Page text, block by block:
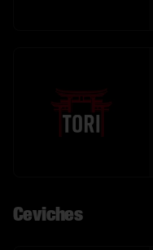
Ceviches